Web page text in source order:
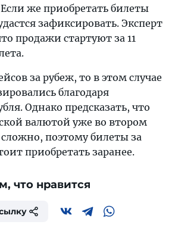
же приобретать билеты
зафиксировать. Эксперт
продажи стартуют за 11
за рубеж, то в этом случае
благодаря
Однако предсказать, что
валютой уже во втором
сложно, поэтому билеты за
приобретать заранее.
что нравится